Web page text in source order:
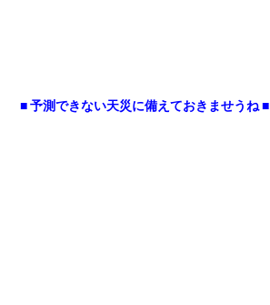
■ 予測できない天災に備えておきませうね ■